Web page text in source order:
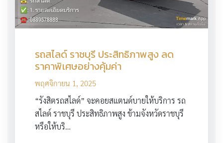
รถสไลด์ ราชบุรี ประสิทธิภาพสูง ลด
ราคาพิเศษอย่างคุ้มค่า
พฤศจิกายน 1, 2025
“รังสิตรถสไลด์” จะคอยสแตนด์บายให้บริการ รถ
สไลด์ ราชบุรี ประสิทธิภาพสูง ข้ามจังหวัดราชบุรี
หรือให้บริ…